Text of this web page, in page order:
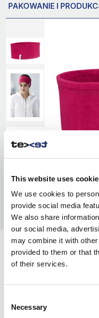
This website uses
We use cookies to
provide social media
We also share
our social media,
may combine it with
provided to them or that
of their services.
Selection
Necessary
PAKOWANIE I
KOLORY:
DK SAND